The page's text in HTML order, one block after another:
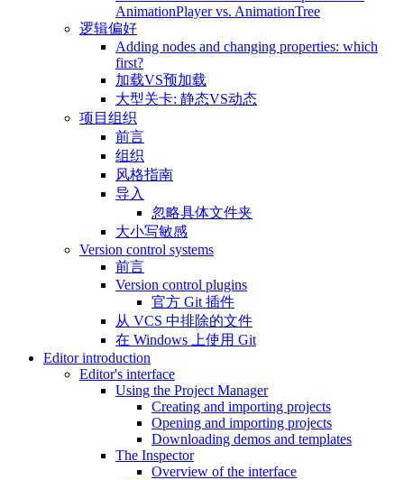
AnimationPlayer vs. AnimationTree
逻辑偏好
Adding nodes and changing properties: which
first?
加载VS预加载
大型关卡: 静态VS动态
项目组织
前言
组织
风格指南
导入
忽略具体文件夹
大小写敏感
Version control systems
前言
Version control plugins
官方 Git 插件
从 VCS 中排除的文件
在 Windows 上使用 Git
Editor introduction
Editor's interface
Using the Project Manager
Creating and importing projects
Opening and importing projects
Downloading demos and templates
The Inspector
Overview of the interface